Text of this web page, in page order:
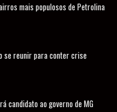
mais populosos de Petrolina
se reunir para conter crise
candidato ao governo de MG